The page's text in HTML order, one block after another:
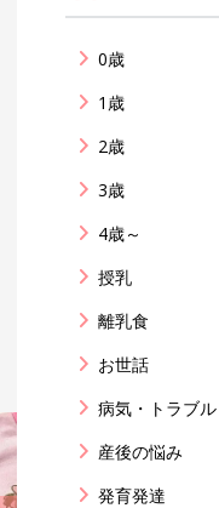
0歳
1歳
2歳
3歳
4歳～
授乳
離乳食
お世話
病気・トラブル
産後の悩み
発育発達